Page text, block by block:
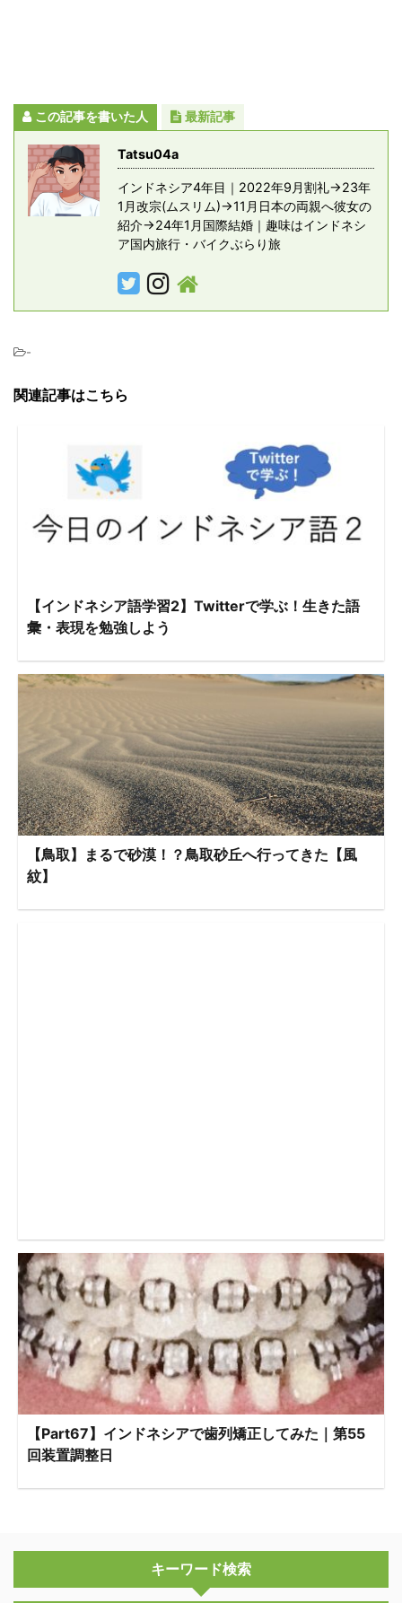
この記事を書いた人 最新記事
Tatsu04a
インドネシア4年目｜2022年9月割礼→23年
1月改宗(ムスリム)→11月日本の両親へ彼女の
紹介→24年1月国際結婚｜趣味はインドネシ
ア国内旅行・バイクぶらり旅
-
関連記事はこちら
【インドネシア語学習2】Twitterで学ぶ！生きた語
彙・表現を勉強しよう
【鳥取】まるで砂漠！？鳥取砂丘へ行ってきた【風
紋】
【Part67】インドネシアで歯列矯正してみた｜第55
回装置調整日
キーワード検索